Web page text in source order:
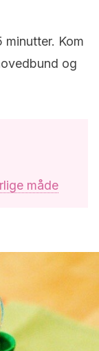
minutter. Kom
og
måde